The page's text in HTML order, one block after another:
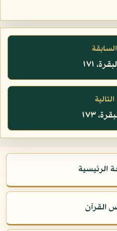
السابقة
١٧١
التالية
١٧٣
الرئيسية
القرآن